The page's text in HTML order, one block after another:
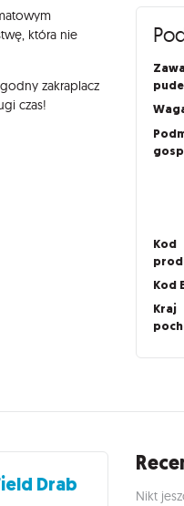
która nie
zakraplacz
czas!
Kod
Kod
Kraj
Drab
Nikt